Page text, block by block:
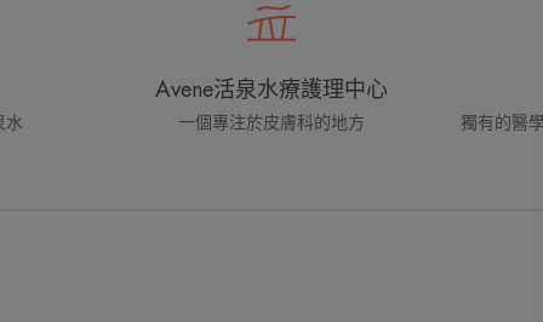
水
Avene活泉水療護理中心
一個專注於皮膚科的地方
獨有的醫